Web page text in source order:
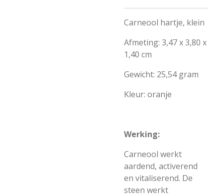
Carneool hartje, klein
Afmeting: 3,47 x 3,80 x
1,40 cm
Gewicht: 25,54 gram
Kleur: oranje
Werking:
Carneool werkt
aardend, activerend
en vitaliserend. De
steen werkt